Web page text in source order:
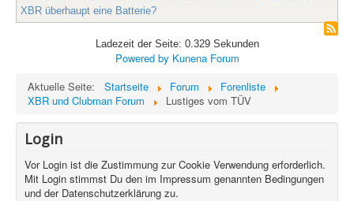
XBR überhaupt eine Batterie?
Ladezeit der Seite: 0.329 Sekunden
Powered by Kunena Forum
Aktuelle Seite:
Startseite Forum
Forenliste
XBR und Clubman Forum
Lustiges vom TÜV
Login
Vor Login ist die Zustimmung zur Cookie Verwendung erforderlich.
Mit Login stimmst Du den im Impressum genannten Bedingungen
und der Datenschutzerklärung zu.